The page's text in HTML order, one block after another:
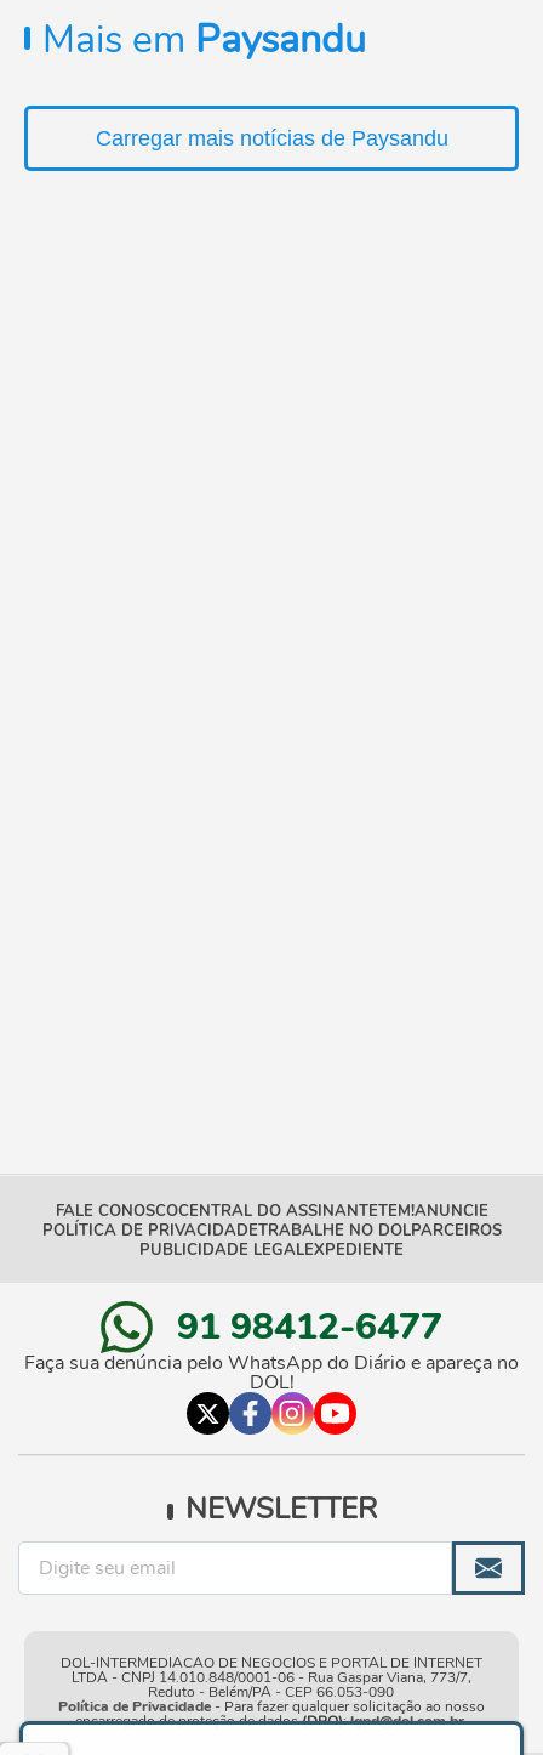
Mais em Paysandu
Carregar mais notícias de Paysandu
FALE CONOSCOCENTRAL DO ASSINANTETEM!ANUNCIE
POLÍTICA DE PRIVACIDADETRABALHE NO DOLPARCEIROS
PUBLICIDADE LEGALEXPEDIENTE
91 98412-6477
Faça sua denúncia pelo WhatsApp do Diário e apareça no
DOL!
NEWSLETTER
DOL-INTERMEDIACAO DE NEGOCIOS E PORTAL DE INTERNET
LTDA - CNPJ 14.010.848/0001-06 - Rua Gaspar Viana, 773/7,
Reduto - Belém/PA - CEP 66.053-090
Política de Privacidade- Para fazer qualquer solicitação ao nosso
encarregado de proteção de dados(DPO):lgpd@dol.com.br.